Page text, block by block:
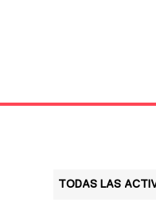
TODAS LAS